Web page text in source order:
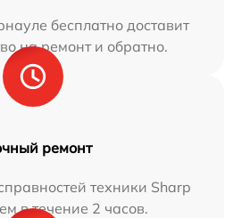
бесплатно доставит
на ремонт и обратно.
ремонт
техники Sharp
в течение 2 часов.